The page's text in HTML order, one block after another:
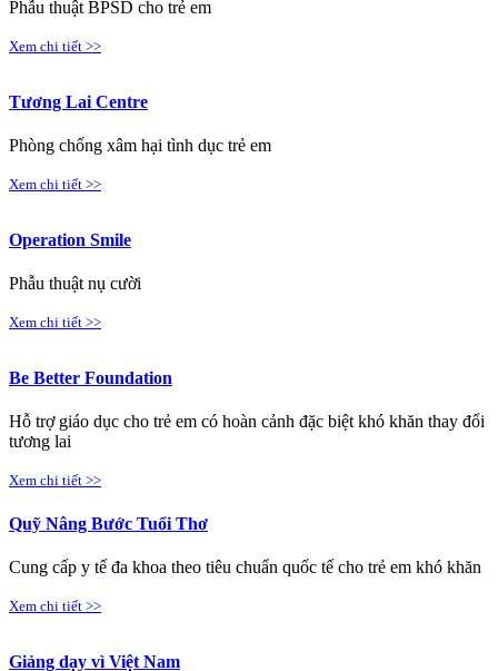
Phẫu thuật BPSD cho trẻ em
Xem chi tiết >>
Tương Lai Centre
Phòng chống xâm hại tình dục trẻ em
Xem chi tiết >>
Operation Smile
Phẫu thuật nụ cười
Xem chi tiết >>
Be Better Foundation
Hỗ trợ giáo dục cho trẻ em có hoàn cảnh đặc biệt khó khăn thay đổi
tương lai
Xem chi tiết >>
Quỹ Nâng Bước Tuổi Thơ
Cung cấp y tế đa khoa theo tiêu chuẩn quốc tế cho trẻ em khó khăn
Xem chi tiết >>
Giảng dạy vì Việt Nam